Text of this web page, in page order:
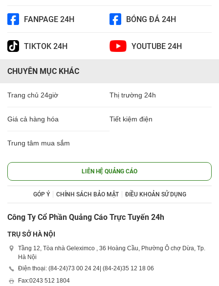
FANPAGE 24H BÓNG ĐÁ 24H
TIKTOK 24H YOUTUBE 24H
CHUYÊN MỤC KHÁC
Trang chủ 24giờ Thị trường 24h
Giá cả hàng hóa Tiết kiệm điện
Trung tâm mua sắm
LIÊN HỆ QUẢNG CÁO
GÓP Ý CHÍNH SÁCH BẢO MẬT ĐIỀU KHOẢN SỬ DỤNG
Công Ty Cổ Phần Quảng Cáo Trực Tuyến 24h
TRỤ SỞ HÀ NỘI
Tầng 12, Tòa nhà Geleximco , 36 Hoàng Cầu, Phường Ô chợ Dừa, Tp.
Hà Nội
Điện thoại: (84-24)73 00 24 24 | (84-24)35 12 18 06
Fax:0243 512 1804